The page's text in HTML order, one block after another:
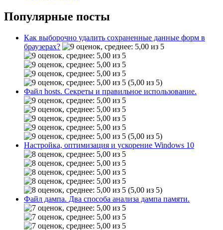
Популярные посты
Как выборочно удалить сохраненные данные форм в
браузерах?
(5,00 из 5)
Файл hosts. Секреты и правильное использование.
(5,00 из 5)
Настройка, оптимизация и ускорение Windows 10
(5,00 из 5)
Файл дампа. Два способа анализа дампа памяти.